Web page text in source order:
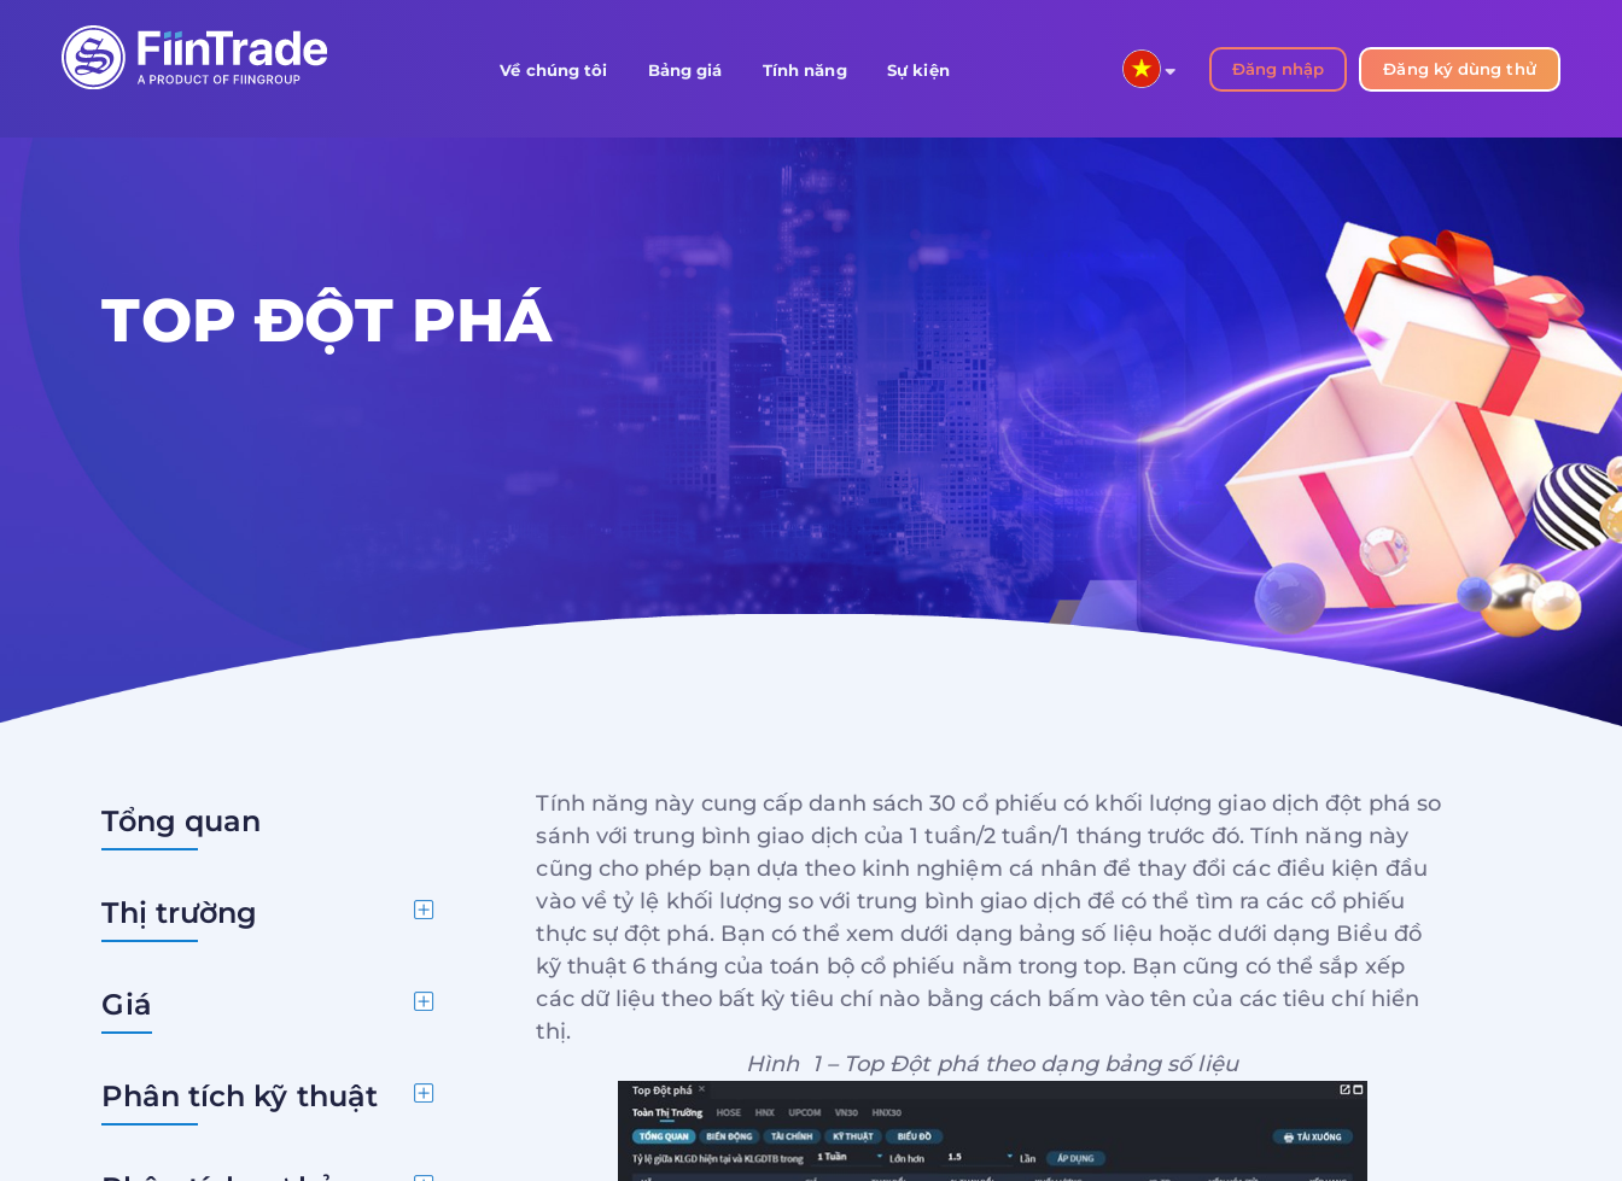
Về chúng tôi Bảng giá Tính năng Sự kiện Đăng nhập Đăng ký dùng thử
TOP ĐỘT PHÁ
Tổng quan
Thị trường
Giá
Phân tích kỹ thuật
Tính năng này cung cấp danh sách 30 cổ phiếu có khối lượng giao dịch đột phá so
sánh với trung bình giao dịch của 1 tuần/2 tuần/1 tháng trước đó. Tính năng này
cũng cho phép bạn dựa theo kinh nghiệm cá nhân để thay đổi các điều kiện đầu
vào về tỷ lệ khối lượng so với trung bình giao dịch để có thể tìm ra các cổ phiếu
thực sự đột phá. Bạn có thể xem dưới dạng bảng số liệu hoặc dưới dạng Biều đồ
kỹ thuật 6 tháng của toán bộ cổ phiếu nằm trong top. Bạn cũng có thể sắp xếp
các dữ liệu theo bất kỳ tiêu chí nào bằng cách bấm vào tên của các tiêu chí hiển
thị.
Hình 1 – Top Đột phá theo dạng bảng số liệu